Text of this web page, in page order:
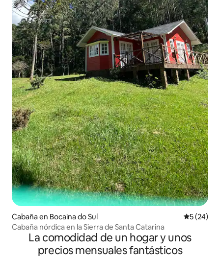
Cabaña en Bocaina do Sul
5 (24)
Cabaña nórdica en la Sierra de Santa Catarina
La comodidad de un hogar y unos
precios mensuales fantásticos